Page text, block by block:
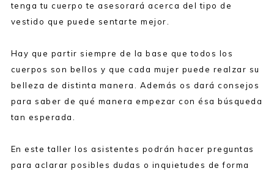
tenga tu cuerpo te asesorará acerca del tipo de
vestido que puede sentarte mejor.
Hay que partir siempre de la base que todos los
cuerpos son bellos y que cada mujer puede realzar su
belleza de distinta manera. Además os dará consejos
para saber de qué manera empezar con ésa búsqueda
tan esperada.
En este taller los asistentes podrán hacer preguntas
para aclarar posibles dudas o inquietudes de forma